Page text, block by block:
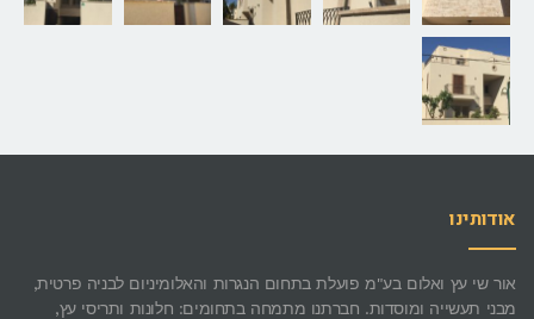
אודותינו
אור שי עץ ואלום בע"מ פועלת בתחום הנגרות והאלומיניום לבניה פרטית,
מבני תעשייה ומוסדות. חברתנו מתמחה בתחומים: חלונות ותריסי עץ,